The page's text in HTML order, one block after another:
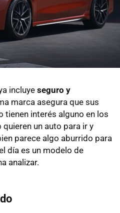
incluye seguro y
marca asegura que sus
tienen interés alguno en los
un auto para ir y
parece algo aburrido para
día es un modelo de
analizar.